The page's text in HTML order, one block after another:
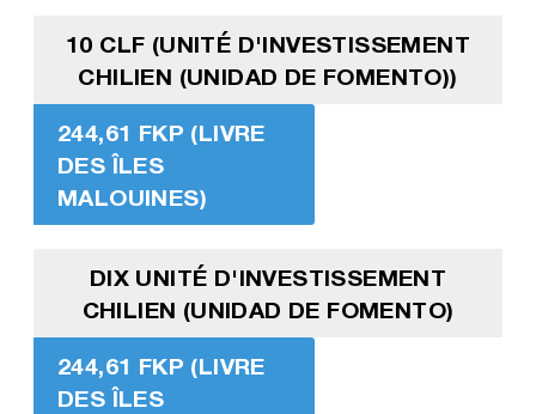
10 CLF (UNITÉ D'INVESTISSEMENT
CHILIEN (UNIDAD DE FOMENTO))
244,61 FKP (LIVRE
DES ÎLES
MALOUINES)
DIX UNITÉ D'INVESTISSEMENT
CHILIEN (UNIDAD DE FOMENTO)
244,61 FKP (LIVRE
DES ÎLES